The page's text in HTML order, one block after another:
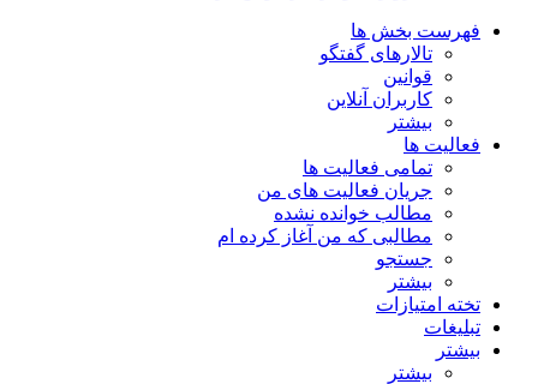
فهرست بخش ها
تالارهای گفتگو
قوانین
کاربران آنلاین
بیشتر
فعالیت ها
تمامی فعالیت ها
جریان فعالیت های من
مطالب خوانده نشده
مطالبی که من آغاز کرده ام
جستجو
بیشتر
تخته امتیازات
تبلیغات
بیشتر
بیشتر